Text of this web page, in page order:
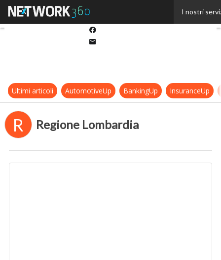
I nostri
Ultimi articoli AutomotiveUp BankingUp InsuranceUp
R Regione Lombardia